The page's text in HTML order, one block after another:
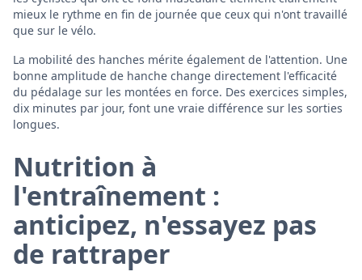
mieux le rythme en fin de journée que ceux qui n'ont travaillé
que sur le vélo.
La mobilité des hanches mérite également de l'attention. Une
bonne amplitude de hanche change directement l'efficacité
du pédalage sur les montées en force. Des exercices simples,
dix minutes par jour, font une vraie différence sur les sorties
longues.
Nutrition à
l'entraînement :
anticipez, n'essayez pas
de rattraper